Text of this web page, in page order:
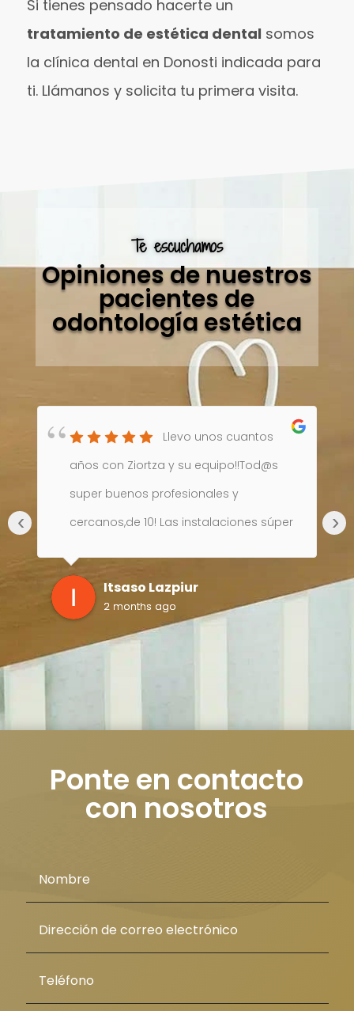
Si tienes pensado hacerte un
tratamiento de estética dental somos
la clínica dental en Donosti indicada para
ti. Llámanos y solicita tu primera visita.
Te escuchamos
Opiniones de nuestros
pacientes de
odontología estética
Llevo unos cuantos
años con Ziortza y su equipo!!Tod@s
super buenos profesionales y
cercanos,de 10! Las instalaciones súper
contenta!Itsaso Lazpiur
2 months ago
‹ ›
Ponte en contacto
con nosotros